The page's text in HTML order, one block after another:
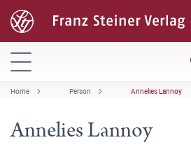
Home Person Annelies Lannoy
Annelies Lannoy